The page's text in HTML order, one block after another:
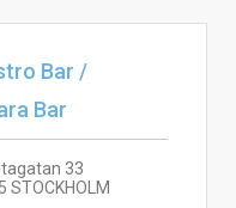
Bar /
Bar
33
STOCKHOLM